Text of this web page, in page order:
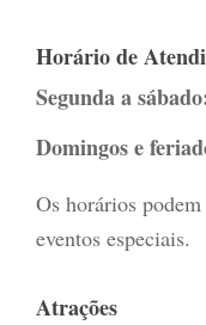
Horário de
Segunda a
Domingos e
Os horários
eventos especiais.
Atrações